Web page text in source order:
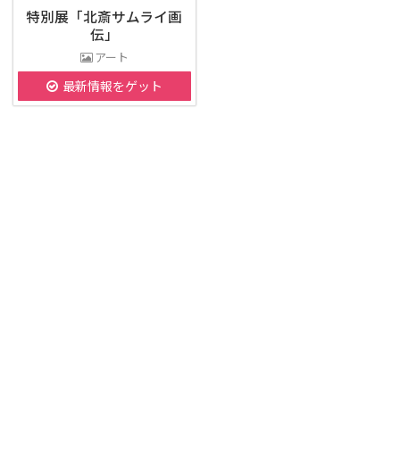
特別展「北斎サムライ画
伝」
アート
最新情報をゲット